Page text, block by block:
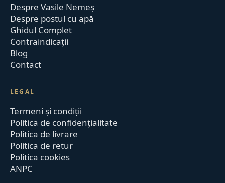
Despre Vasile Nemeș
Despre postul cu apă
Ghidul Complet
Contraindicații
Blog
Contact
LEGAL
Termeni și condiții
Politica de confidențialitate
Politica de livrare
Politica de retur
Politica cookies
ANPC